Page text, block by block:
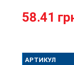
58.41
АРТИКУЛ